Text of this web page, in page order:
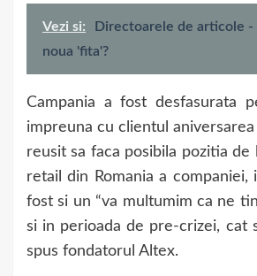
Vezi si:
Directoarele de articole -
noua 'fita'?
Campania a fost desfasurata
impreuna cu clientul
reusit sa faca posibila pozitia de
retail din Romania a companiei,
fost si un “va multumim ca ne
si in perioada de pre-crizei, cat
spus fondatorul Altex.